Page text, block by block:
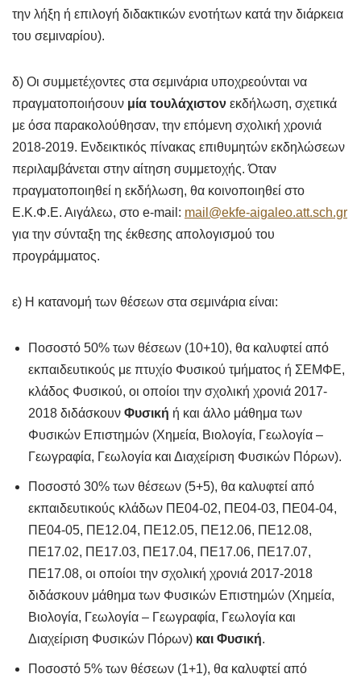
την λήξη ή επιλογή διδακτικών ενοτήτων κατά την διάρκεια
του σεμιναρίου).
δ) Οι συμμετέχοντες στα σεμινάρια υποχρεούνται να
πραγματοποιήσουν μία τουλάχιστον εκδήλωση, σχετικά
με όσα παρακολούθησαν, την επόμενη σχολική χρονιά
2018-2019. Ενδεικτικός πίνακας επιθυμητών εκδηλώσεων
περιλαμβάνεται στην αίτηση συμμετοχής. Όταν
πραγματοποιηθεί η εκδήλωση, θα κοινοποιηθεί στο
Ε.Κ.Φ.Ε. Αιγάλεω, στο e-mail: mail@ekfe-aigaleo.att.sch.gr
για την σύνταξη της έκθεσης απολογισμού του
προγράμματος.
ε) Η κατανομή των θέσεων στα σεμινάρια είναι:
Ποσοστό 50% των θέσεων (10+10), θα καλυφτεί από
εκπαιδευτικούς με πτυχίο Φυσικού τμήματος ή ΣΕΜΦΕ,
κλάδος Φυσικού, οι οποίοι την σχολική χρονιά 2017-
2018 διδάσκουν Φυσική ή και άλλο μάθημα των
Φυσικών Επιστημών (Χημεία, Βιολογία, Γεωλογία –
Γεωγραφία, Γεωλογία και Διαχείριση Φυσικών Πόρων).
Ποσοστό 30% των θέσεων (5+5), θα καλυφτεί από
εκπαιδευτικούς κλάδων ΠΕ04-02, ΠΕ04-03, ΠΕ04-04,
ΠΕ04-05, ΠΕ12.04, ΠΕ12.05, ΠΕ12.06, ΠΕ12.08,
ΠΕ17.02, ΠΕ17.03, ΠΕ17.04, ΠΕ17.06, ΠΕ17.07,
ΠΕ17.08, οι οποίοι την σχολική χρονιά 2017-2018
διδάσκουν μάθημα των Φυσικών Επιστημών (Χημεία,
Βιολογία, Γεωλογία – Γεωγραφία, Γεωλογία και
Διαχείριση Φυσικών Πόρων) και Φυσική.
Ποσοστό 5% των θέσεων (1+1), θα καλυφτεί από